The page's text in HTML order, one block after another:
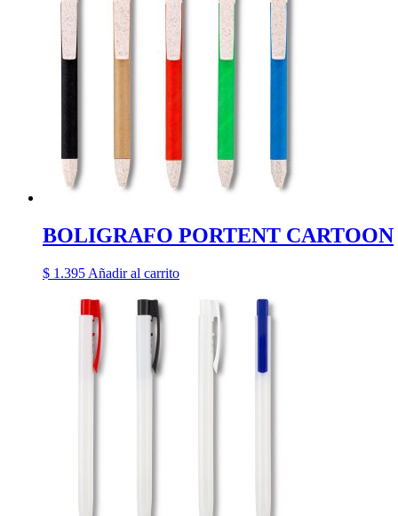
BOLIGRAFO PORTENT CARTOON
$ 1.395 Añadir al carrito